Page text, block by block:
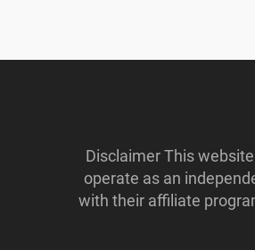
Disclaimer This
operate as an
with their affiliate